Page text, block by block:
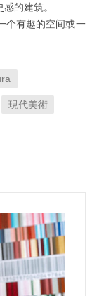
的建筑。
个有趣的空间或一
現代美術